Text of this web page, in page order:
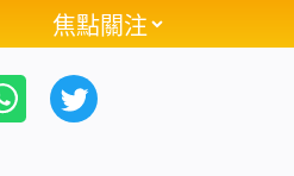
焦點關注